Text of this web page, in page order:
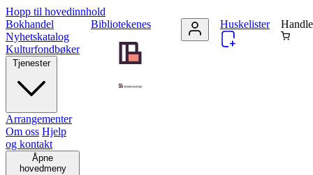
Hopp til hovedinnhold
Bibliotekenes
Bokhandel
Nyhetskatalog
Kulturfondbøker
Tjenester
Arrangementer
Om oss Hjelp
og kontakt
Åpne
hovedmeny
Huskelister